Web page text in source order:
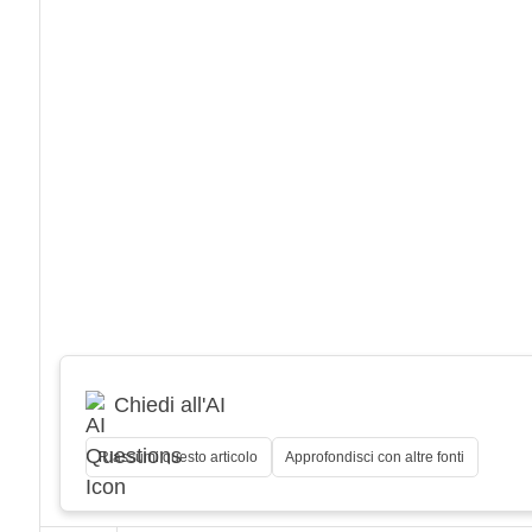
Chiedi all'AI
Riassumi questo articolo Approfondisci con altre fonti